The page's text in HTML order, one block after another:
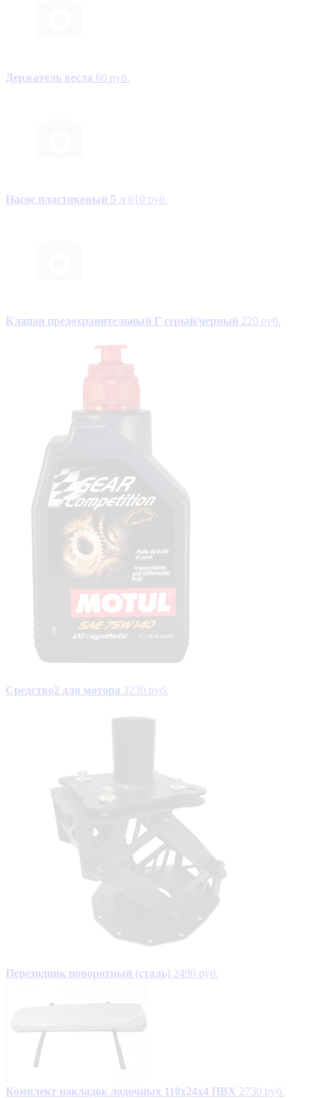
Держатель весла 60 руб.
Насос пластиковый 5 л 610 руб.
Клапан предохранительный Г серый/черный 220 руб.
Средство2 для мотора 3230 руб.
Переходник поворотный (сталь) 2490 руб.
Комплект накладок лодочных 110х24х4 ПВХ 2730 руб.